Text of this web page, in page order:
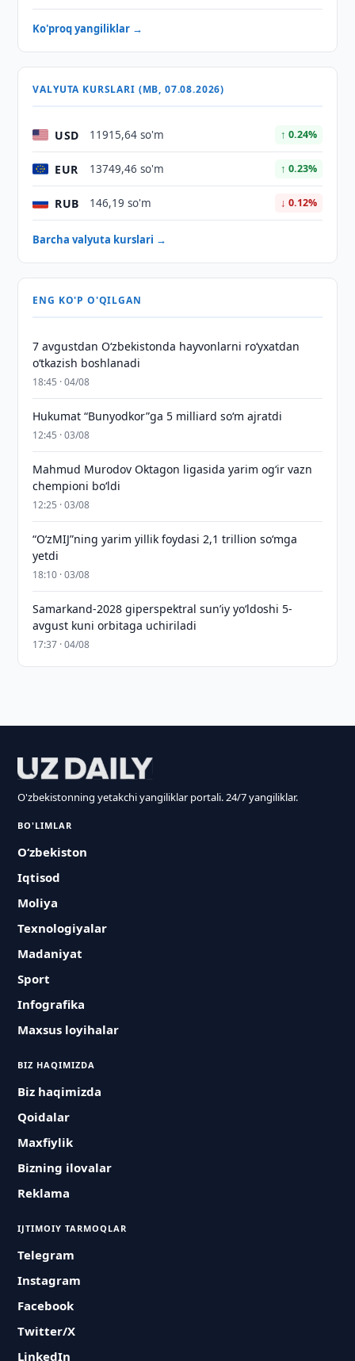
Ko'proq yangiliklar →
VALYUTA KURSLARI (MB, 07.08.2026)
USD 11915,64 so'm ↑ 0.24%
EUR 13749,46 so'm ↑ 0.23%
RUB 146,19 so'm ↓ 0.12%
Barcha valyuta kurslari →
ENG KO'P O'QILGAN
7 avgustdan O‘zbekistonda hayvonlarni ro‘yxatdan
o‘tkazish boshlanadi
18:45 · 04/08
Hukumat “Bunyodkor”ga 5 milliard so‘m ajratdi
12:45 · 03/08
Mahmud Murodov Oktagon ligasida yarim og‘ir vazn
chempioni bo‘ldi
12:25 · 03/08
“O‘zMIJ”ning yarim yillik foydasi 2,1 trillion so‘mga
yetdi
18:10 · 03/08
Samarkand-2028 giperspektral sun’iy yo‘ldoshi 5-
avgust kuni orbitaga uchiriladi
17:37 · 04/08
O'zbekistonning yetakchi yangiliklar portali. 24/7 yangiliklar.
BO'LIMLAR
O‘zbekiston
Iqtisod
Moliya
Texnologiyalar
Madaniyat
Sport
Infografika
Maxsus loyihalar
BIZ HAQIMIZDA
Biz haqimizda
Qoidalar
Maxfiylik
Bizning ilovalar
Reklama
IJTIMOIY TARMOQLAR
Telegram
Instagram
Facebook
Twitter/X
LinkedIn